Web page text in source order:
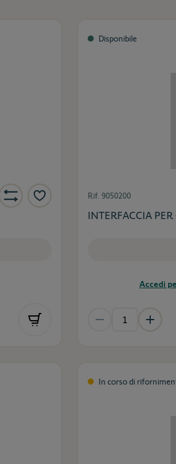
Disponibile
Rif. 9050200
INTERFACCIA
Accedi
In corso di